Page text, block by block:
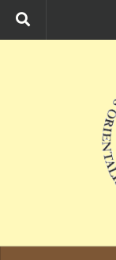
Ga naar de